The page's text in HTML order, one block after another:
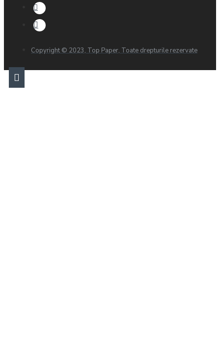
Copyright © 2023, Top Paper, Toate drepturile rezervate